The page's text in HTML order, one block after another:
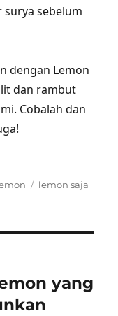
sebelum
dengan Lemon
dan rambut
Cobalah dan
Tags
lemon saja
yang